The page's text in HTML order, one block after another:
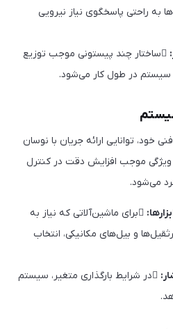
به راحتی پاسخگوی نیاز نیرویی
ساختار چند پیستونی موجب توزیع
سیستم در طول کار می‌شود.
فنی خود، توانایی ارائه جریان با نوسان
ویژگی موجب افزایش دقت در کنترل
می‌شود.
برای ماشین‌آلاتی که نیاز به
و بیل‌های مکانیکی، انتخاب
در شرایط بارگذاری متغیر، سیستم